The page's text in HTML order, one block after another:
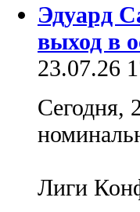
Эдуард
выход в
23.07.26
Сегодня,
Лиги